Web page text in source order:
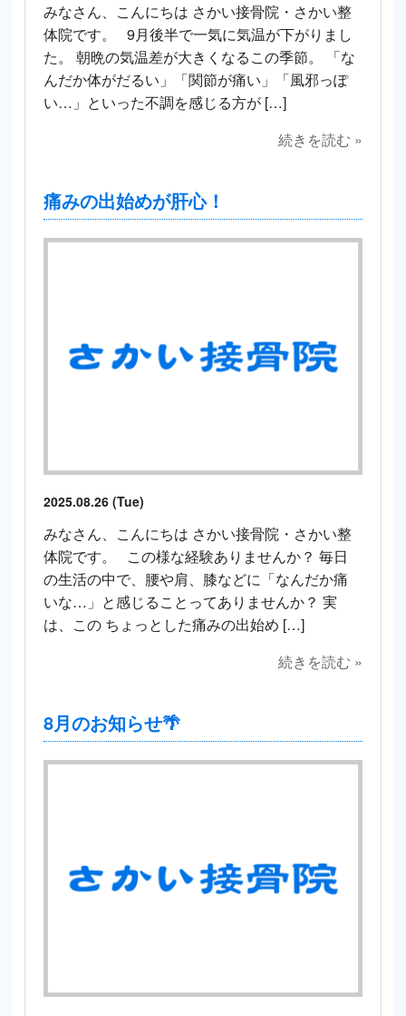
みなさん、こんにちは さかい接骨院・さかい整
体院です。 9月後半で一気に気温が下がりまし
た。 朝晩の気温差が大きくなるこの季節。 「な
んだか体がだるい」「関節が痛い」「風邪っぽ
い…」といった不調を感じる方が […]
続きを読む »
痛みの出始めが肝心！
2025.08.26 (Tue)
みなさん、こんにちは さかい接骨院・さかい整
体院です。 この様な経験ありませんか？ 毎日
の生活の中で、腰や肩、膝などに「なんだか痛
いな…」と感じることってありませんか？ 実
は、この ちょっとした痛みの出始め […]
続きを読む »
8月のお知らせ🌴